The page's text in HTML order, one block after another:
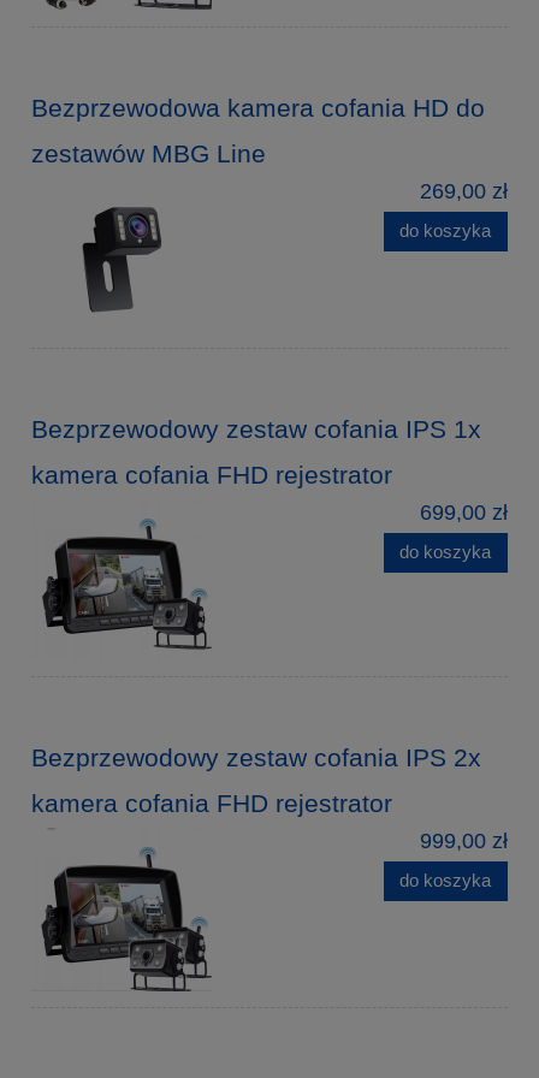
Bezprzewodowa kamera cofania HD do
zestawów MBG Line
269,00 zł
do koszyka
Bezprzewodowy zestaw cofania IPS 1x
kamera cofania FHD rejestrator
699,00 zł
do koszyka
Bezprzewodowy zestaw cofania IPS 2x
kamera cofania FHD rejestrator
999,00 zł
do koszyka